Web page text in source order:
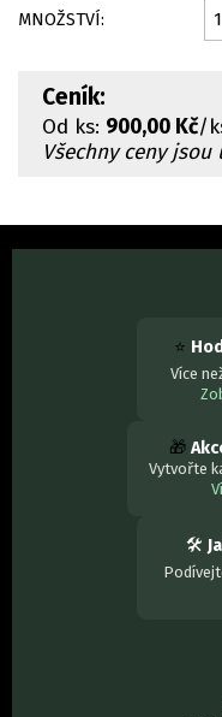
MNOŽSTVÍ:
Ceník:
Od ks: 900,00 Kč/
Všechny ceny jsou
⭐
Více
🎁
Vytvořte
🛠